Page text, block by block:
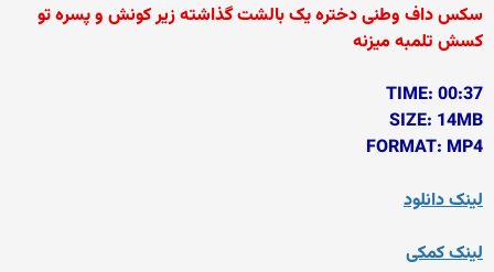
سکس داف وطنی دختره یک بالشت گذاشته زیر کونش و پسره تو
کسش تلمبه میزنه
TIME: 00:37
SIZE: 14MB
FORMAT: MP4
لینک دانلود
لینک کمکی